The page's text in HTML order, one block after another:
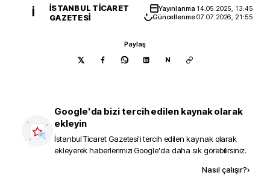
İ
İSTANBUL TICARET
GAZETESI
Yayınlanma 14.05.2025, 13:45
Güncellenme07.07.2026, 21:55
Paylaş
N
Google'da bizi tercih edilen kaynak olarak
ekleyin
İstanbul Ticaret Gazetesi'i tercih edilen kaynak olarak
ekleyerek haberlerimizi Google'da daha sık görebilirsiniz.
Nasıl çalışır?›